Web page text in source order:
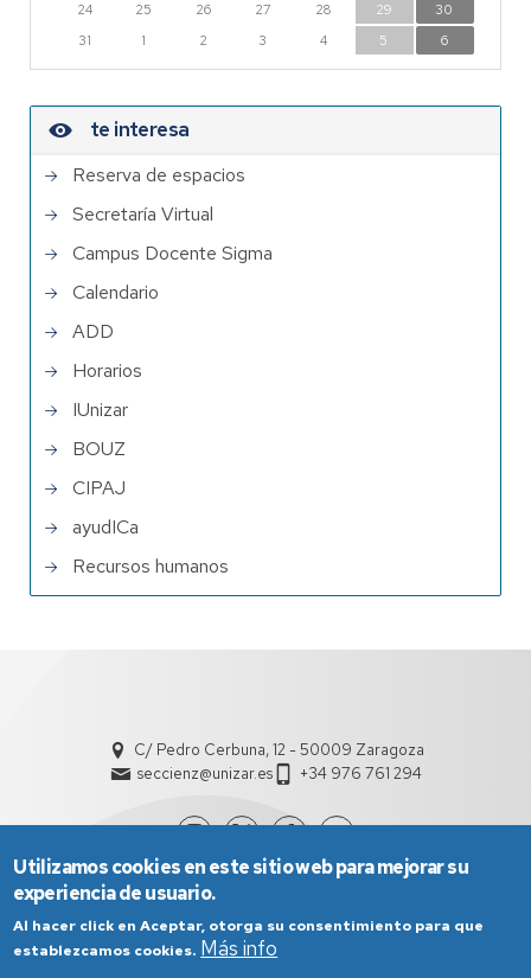
24
25 26 27 28 29
30
31
1 2 3 4 5 6
te interesa
Reserva de espacios
Secretaría Virtual
Campus Docente Sigma
Calendario
ADD
Horarios
IUnizar
BOUZ
CIPAJ
ayudICa
Recursos humanos
C/ Pedro Cerbuna, 12 - 50009 Zaragoza
seccienz@unizar.es
+34 976 761 294
Utilizamos cookies en este sitio web para mejorar su
experiencia de usuario.
Al hacer click en Aceptar, otorga su consentimiento para que
establezcamos cookies. Más info